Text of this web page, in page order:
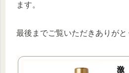
ます。
最後までご覧いただきありがと